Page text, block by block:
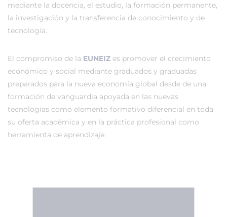
mediante la docencia, el estudio, la formación permanente,
la investigación y la transferencia de conocimiento y de
tecnología.
El compromiso de la EUNEIZ es promover el crecimiento
económico y social mediante graduados y graduadas
preparados para la nueva economía global desde de una
formación de vanguardia apoyada en las nuevas
tecnologías como elemento formativo diferencial en toda
su oferta académica y en la práctica profesional como
herramienta de aprendizaje.